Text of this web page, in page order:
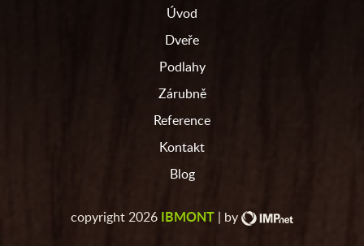
Úvod
Dveře
Podlahy
Zárubně
Reference
Kontakt
Blog
copyright 2026 IBMONT | by